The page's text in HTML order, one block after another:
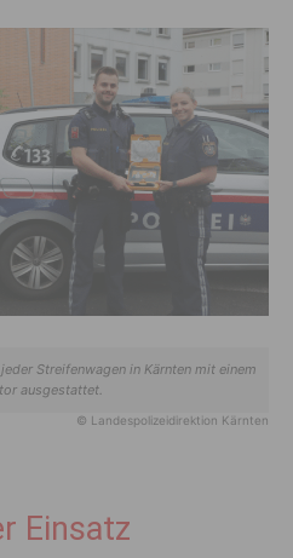
Streifenwagen in Kärnten mit einem
ausgestattet.
© Landespolizeidirektion Kärnten
Einsatz